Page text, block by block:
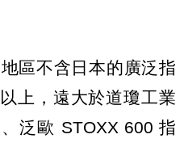
區不含日本的廣泛指
上，遠大於道瓊工業
泛歐 STOXX 600 指